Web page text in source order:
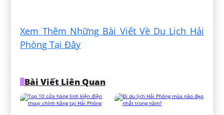
Xem Thêm Những Bài Viết Về Du Lịch Hải
Phòng Tại Đây
Bài Viết Liên Quan